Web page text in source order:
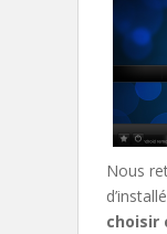
Nous
choisir